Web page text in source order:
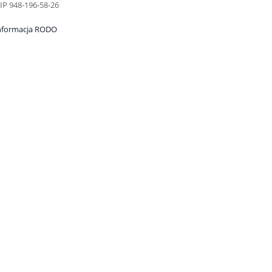
948-196-58-26
RODO